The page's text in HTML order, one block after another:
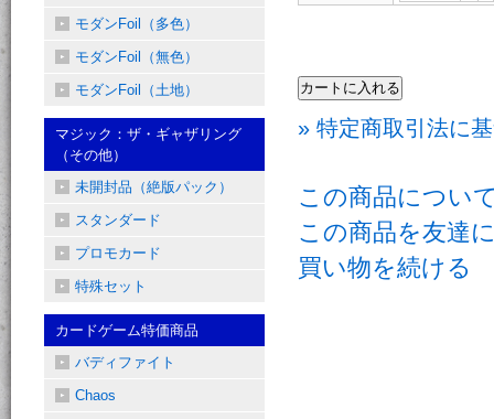
» 特定商取引法に
この商品につい
この商品を友達
買い物を続ける
モダンFoil（多色）
モダンFoil（無色）
モダンFoil（土地）
マジック：ザ・ギャザリング
（その他）
未開封品（絶版パック）
スタンダード
プロモカード
特殊セット
カードゲーム特価商品
バディファイト
Chaos